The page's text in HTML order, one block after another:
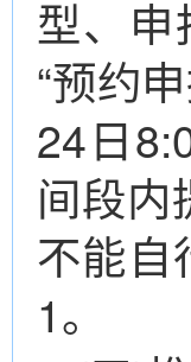
型、
“预约
24日
间段内
不能自
1。